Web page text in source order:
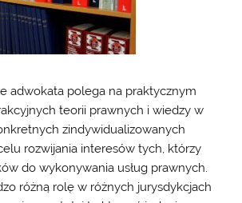
adwokata polega na praktycznym
teorii prawnych i wiedzy w
zindywidualizowanych
rozwijania interesów tych, którzy
do wykonywania usług prawnych.
różną rolę w różnych jurysdykcjach